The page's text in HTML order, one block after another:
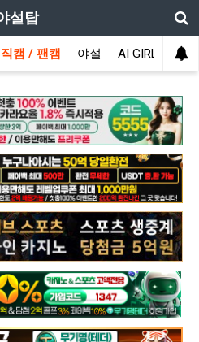
설탑
캠 / 팬캠 야설 AI GIRL